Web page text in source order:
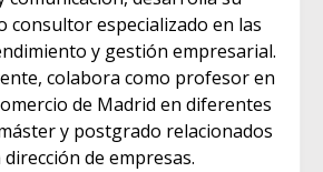
consultor especializado en las
y gestión empresarial.
colabora como profesor en
de Madrid en diferentes
y postgrado relacionados
dirección de empresas.